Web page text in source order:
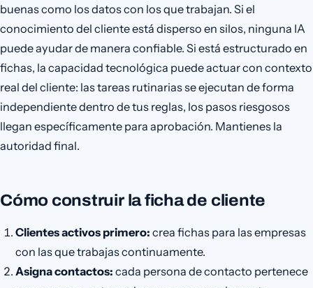
buenas como los datos con los que trabajan. Si el
conocimiento del cliente está disperso en silos, ninguna IA
puede ayudar de manera confiable. Si está estructurado en
fichas, la capacidad tecnológica puede actuar con contexto
real del cliente: las tareas rutinarias se ejecutan de forma
independiente dentro de tus reglas, los pasos riesgosos
llegan específicamente para aprobación. Mantienes la
autoridad final.
Cómo construir la ficha de cliente
Clientes activos primero: crea fichas para las empresas
con las que trabajas continuamente.
Asigna contactos: cada persona de contacto pertenece